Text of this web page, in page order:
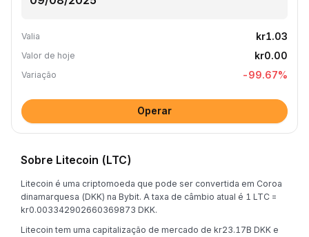
Valia kr1.03
Valor de hoje kr0.00
Variação -99.67%
Operar
Sobre Litecoin (LTC)
Litecoin é uma criptomoeda que pode ser convertida em Coroa
dinamarquesa (DKK) na Bybit. A taxa de câmbio atual é 1 LTC =
kr0.003342902660369873 DKK.
Litecoin tem uma capitalização de mercado de kr23.17B DKK e